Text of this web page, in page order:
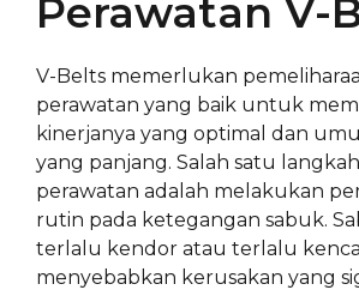
Perawatan V-
V-Belts memerlukan
perawatan yang baik untuk
kinerjanya yang optimal dan
yang panjang. Salah satu
perawatan adalah melakukan
rutin pada ketegangan sabuk.
terlalu kendor atau terlalu
menyebabkan kerusakan yang